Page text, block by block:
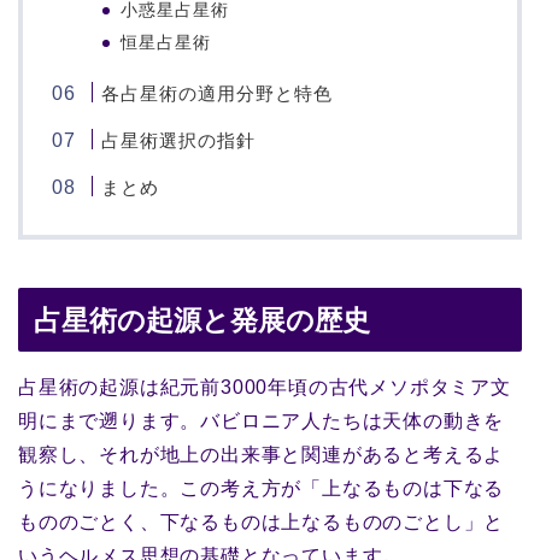
小惑星占星術
恒星占星術
各占星術の適用分野と特色
占星術選択の指針
まとめ
占星術の起源と発展の歴史
占星術の起源は紀元前3000年頃の古代メソポタミア文
明にまで遡ります。バビロニア人たちは天体の動きを
観察し、それが地上の出来事と関連があると考えるよ
うになりました。この考え方が「上なるものは下なる
もののごとく、下なるものは上なるもののごとし」と